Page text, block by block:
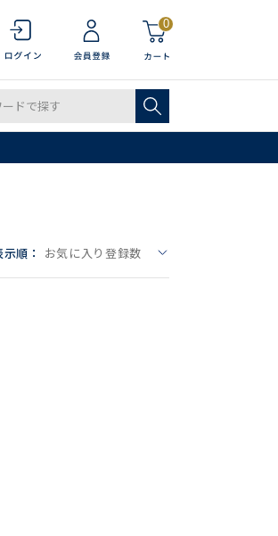
0
示順： お気に入り登録数